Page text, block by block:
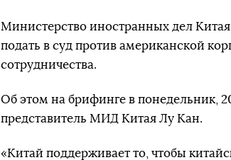
Министерство иностранных дел
подать в суд против американской
сотрудничества.
Об этом на брифинге в понедельник,
представитель МИД Китая Лу Кан.
«Китай поддерживает то, чтобы